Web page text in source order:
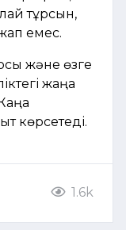
тұрсын,
емес.
және өзге
жаңа
көрсетеді.
1.6k